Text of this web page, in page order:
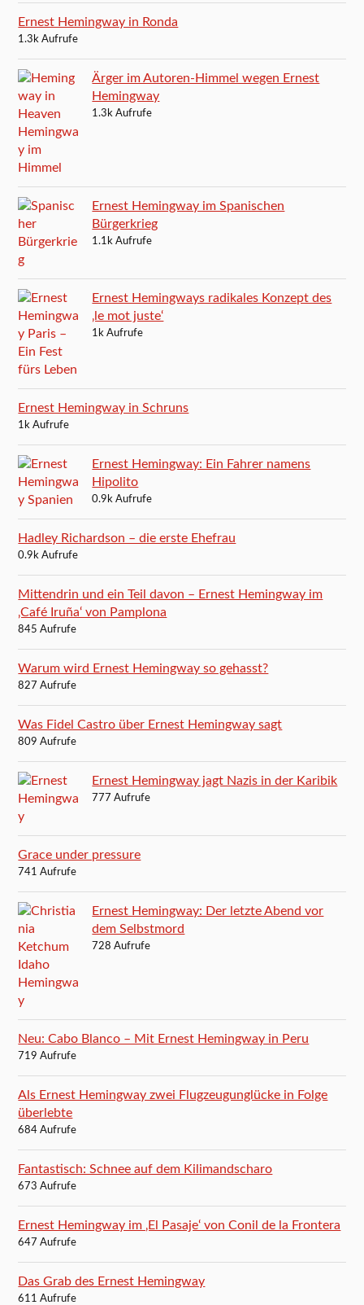
Ernest Hemingway in Ronda
1.3k Aufrufe
Ärger im Autoren-Himmel wegen Ernest
Hemingway
1.3k Aufrufe
Ernest Hemingway im Spanischen
Bürgerkrieg
1.1k Aufrufe
Ernest Hemingways radikales Konzept des
‚le mot juste‘
1k Aufrufe
Ernest Hemingway in Schruns
1k Aufrufe
Ernest Hemingway: Ein Fahrer namens
Hipolito
0.9k Aufrufe
Hadley Richardson – die erste Ehefrau
0.9k Aufrufe
Mittendrin und ein Teil davon – Ernest Hemingway im
‚Café Iruña‘ von Pamplona
845 Aufrufe
Warum wird Ernest Hemingway so gehasst?
827 Aufrufe
Was Fidel Castro über Ernest Hemingway sagt
809 Aufrufe
Ernest Hemingway jagt Nazis in der Karibik
777 Aufrufe
Grace under pressure
741 Aufrufe
Ernest Hemingway: Der letzte Abend vor
dem Selbstmord
728 Aufrufe
Neu: Cabo Blanco – Mit Ernest Hemingway in Peru
719 Aufrufe
Als Ernest Hemingway zwei Flugzeugunglücke in Folge
überlebte
684 Aufrufe
Fantastisch: Schnee auf dem Kilimandscharo
673 Aufrufe
Ernest Hemingway im ‚El Pasaje‘ von Conil de la Frontera
647 Aufrufe
Das Grab des Ernest Hemingway
611 Aufrufe